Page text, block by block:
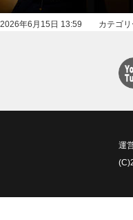
2026年6月15日 13:59 カテゴリ
運